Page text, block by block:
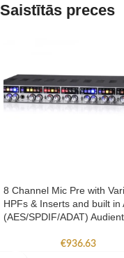
Saistītās preces
8 Channel Mic Pre with
HPFs & Inserts and built in
(AES/SPDIF/ADAT) Audient
€936.63